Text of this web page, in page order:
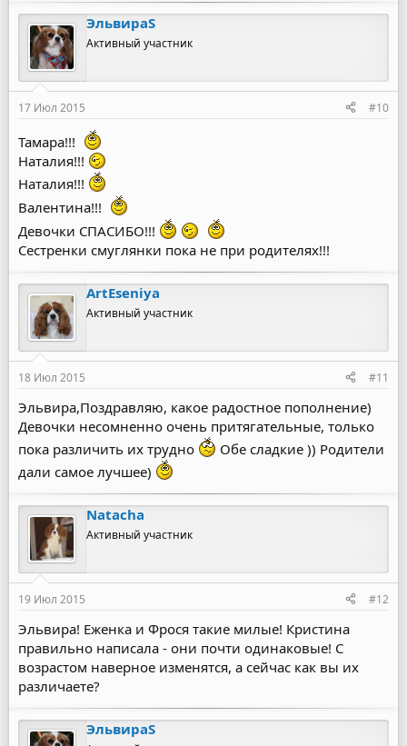
ЭльвираS
Активный участник
17 Июл 2015 #10
Тамара!!!
Наталия!!!
Наталия!!!
Валентина!!!
Девочки СПАСИБО!!!
Сестренки смуглянки пока не при родителях!!!
ArtEseniya
Активный участник
18 Июл 2015 #11
Эльвира,Поздравляю, какое радостное пополнение)
Девочки несомненно очень притягательные, только
пока различить их трудно
Обе сладкие )) Родители
дали самое лучшее)
Natacha
Активный участник
19 Июл 2015 #12
Эльвира! Еженка и Фрося такие милые! Кристина
правильно написала - они почти одинаковые! С
возрастом наверное изменятся, а сейчас как вы их
различаете?
ЭльвираS